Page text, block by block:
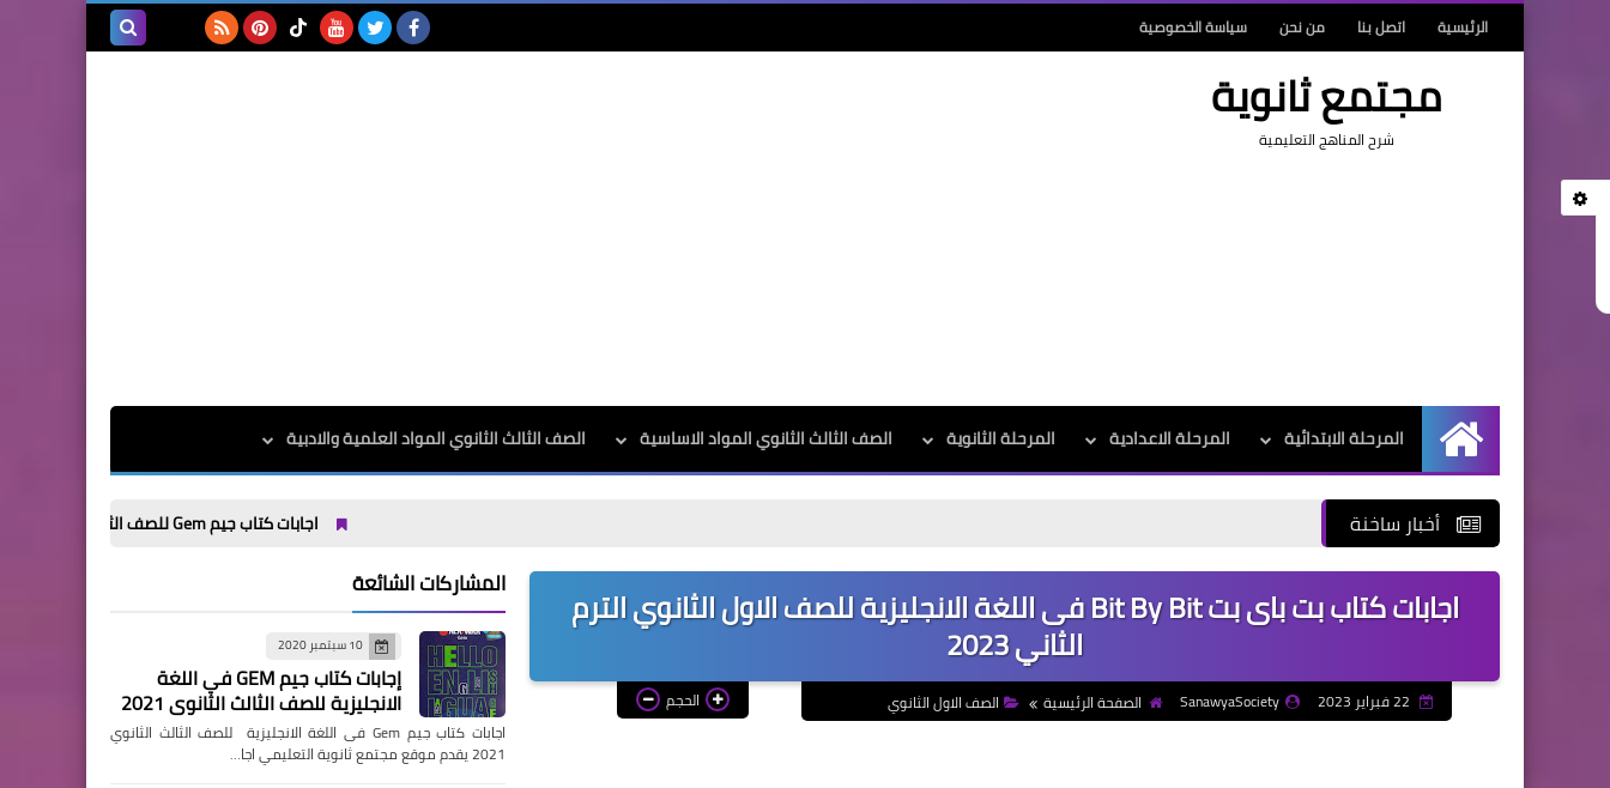
الرئيسية اتصل بنا من نحن سياسة الخصوصية
مجتمع ثانوية
شرح المناهج التعليمية
الرئيسية
المرحلة الابتدائية المرحلة الاعدادية المرحلة الثانوية الصف الثالث الثانوي المواد الاساسية الصف الثالث الثانوي المواد العلمية والادبية
أخبار ساخنة اجابات كتاب جيم Gem للصف الثالث الثانوى الترم الاول 2025
اجابات كتاب بت باى بت Bit By Bit فى اللغة الانجليزية للصف الاول الثانوي الترم
الثاني 2023
SanawyaSociety الصفحة الرئيسية الصف الاول الثانوي الحجم
المشاركات الشائعة
10 سبتمبر 2020
إجابات كتاب جيم GEM في اللغة
الانجليزية للصف الثالث الثانوي 2021
اجابات كتاب جيم Gem فى اللغة الانجليزية للصف الثالث الثانوي
2021 يقدم موقع مجتمع ثانوية التعليمي اجا…